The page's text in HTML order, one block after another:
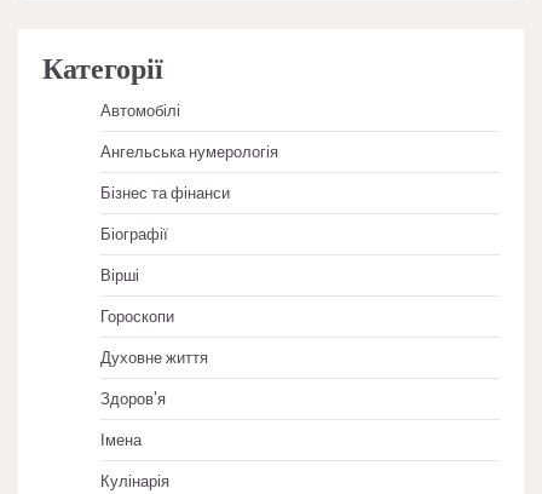
Категорії
Автомобілі
Ангельська нумерологія
Бізнес та фінанси
Біографії
Вірші
Гороскопи
Духовне життя
Здоров'я
Імена
Кулінарія